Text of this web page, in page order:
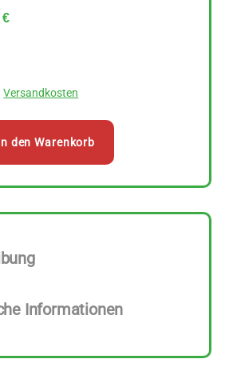
€
Versandkosten
den Warenkorb
Informationen